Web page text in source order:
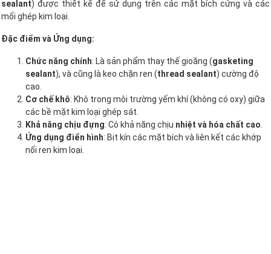
sealant) được thiết kế để sử dụng trên các mặt bích cứng và các
mối ghép kim loại.
Đặc điểm và Ứng dụng:
Chức năng chính: Là sản phẩm thay thế gioăng (gasketing
sealant), và cũng là keo chặn ren (thread sealant) cường độ
cao.
Cơ chế khô: Khô trong môi trường yếm khí (không có oxy) giữa
các bề mặt kim loại ghép sát.
Khả năng chịu đựng: Có khả năng chịu nhiệt và hóa chất cao
Ứng dụng điển hình: Bịt kín các mặt bích và liên kết các khớp
nối ren kim loại.